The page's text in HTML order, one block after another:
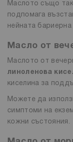
Маслото също
подпомага
нейната бариерна
Масло от
Маслото от
линоленова
киселина за
Можете да
симптоми на
кожни състояния.